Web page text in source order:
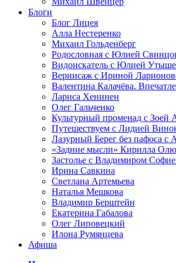
Блоги
Блог Лицея
Алла Нестеренко
Михаил Гольденберг
Родословная с Юлией
Видоискатель с Юлией
Вернисаж с Ириной
Валентина Калачёва.
Лариса Хенинен
Олег Гальченко
Культурный променад с Зоей
Путешествуем с Лидией
Лазурный Берег без пафоса с
«Задние мысли» Кирилла
Застолье с Владимиром
Ирина Савкина
Светлана Артемьева
Наталья Мешкова
Владимир Берштейн
Екатерина Габалова
Олег Липовецкий
Илона Румянцева
Афиша